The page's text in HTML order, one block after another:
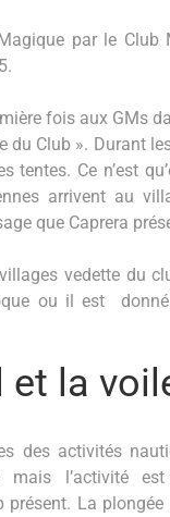
par le Club
fois aux GMs
du Club ». Durant
tentes. Ce n’est
arrivent au
que Caprera
vedette du
ou il est
et la
des activités
l’activité est
présent. La